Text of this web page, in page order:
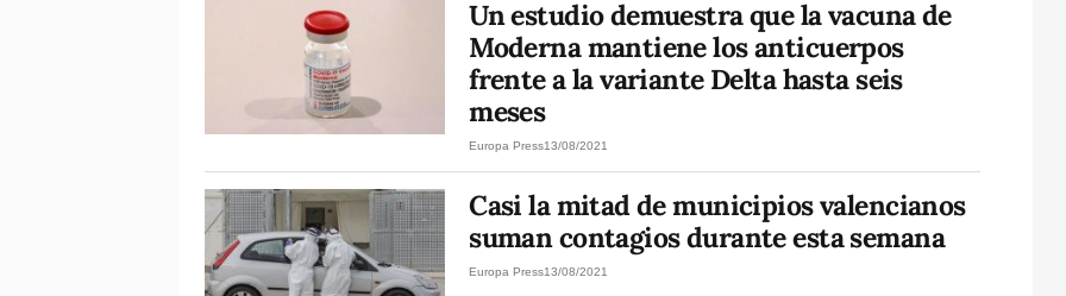
Un estudio demuestra que la vacuna de
Moderna mantiene los anticuerpos
frente a la variante Delta hasta seis
meses
Europa Press13/08/2021
Casi la mitad de municipios valencianos
suman contagios durante esta semana
Europa Press13/08/2021